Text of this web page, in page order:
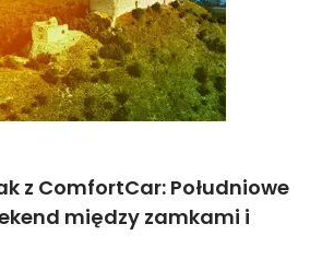
z ComfortCar: Południowe
między zamkami i